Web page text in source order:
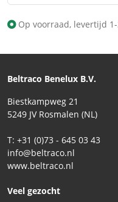
Op voorraad, levertijd
Beltraco Benelux B.V.
Biestkampweg 21
5249 JV Rosmalen (NL)
T: +31 (0)73 - 645 03 43
info@beltraco.nl
www.beltraco.nl
Veel gezocht